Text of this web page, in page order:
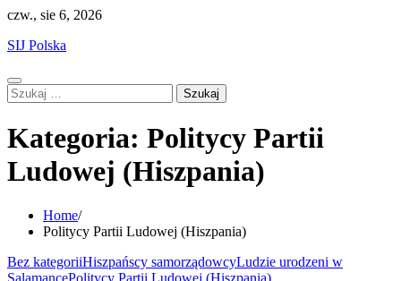
Skip
content
czw., sie 6, 2026
SIJ Polska
Szukaj:
Kategoria: Politycy Partii
Ludowej (Hiszpania)
Home
Politycy Partii Ludowej (Hiszpania)
Bez kategoriiHiszpańscy samorządowcyLudzie urodzeni w
SalamancePolitycy Partii Ludowej (Hiszpania)